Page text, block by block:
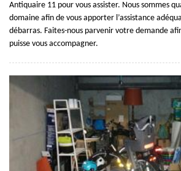
Antiquaire 11 pour vous assister. Nous sommes
domaine afin de vous apporter l’assistance
débarras. Faites-nous parvenir votre demande
puisse vous accompagner.